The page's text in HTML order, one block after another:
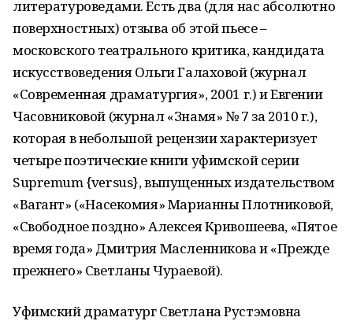
литературоведами. Есть два (для нас абсолютно
поверхностных) отзыва об этой пьесе –
московского театрального критика, кандидата
искусствоведения Ольги Галаховой (журнал
«Современная драматургия», 2001 г.) и Евгении
Часовниковой (журнал «Знамя» № 7 за 2010 г.),
которая в небольшой рецензии характеризует
четыре поэтические книги уфимской серии
Supremum {versus}, выпущенных издательством
«Вагант» («Насекомия» Марианны Плотниковой,
«Свободное поздно» Алексея Кривошеева, «Пятое
время года» Дмитрия Масленникова и «Прежде
прежнего» Светланы Чураевой).
Уфимский драматург Светлана Рустэмовна